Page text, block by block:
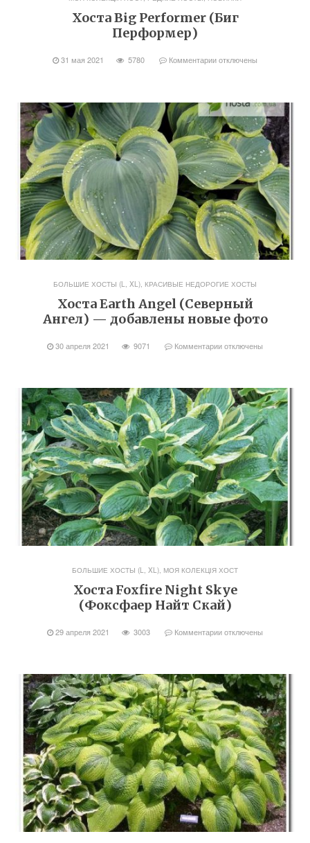
Хоста Big Performer (Биг
Перформер)
31 мая 2021 5780 Комментарииотключены
БОЛЬШИЕ ХОСТЫ (L, XL), КРАСИВЫЕ НЕДОРОГИЕ ХОСТЫ
Хоста Earth Angel (Северный
Ангел) — добавлены новые фото
30 апреля 2021 9071 Комментарииотключены
БОЛЬШИЕ ХОСТЫ (L, XL), МОЯ КОЛЕКЦІЯ ХОСТ
Хоста Foxfire Night Skye
(Фоксфаер Найт Скай)
29 апреля 2021 3003 Комментарииотключены